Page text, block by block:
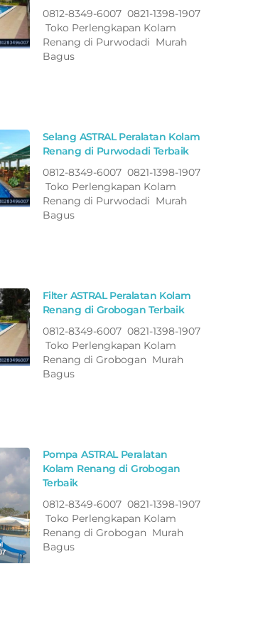
0812-8349-6007 0821-1398-1907
Toko Perlengkapan Kolam
Renang di Purwodadi Murah
Bagus
Selang ASTRAL Peralatan Kolam
Renang di Purwodadi Terbaik
0812-8349-6007 0821-1398-1907
Toko Perlengkapan Kolam
Renang di Purwodadi Murah
Bagus
Filter ASTRAL Peralatan Kolam
Renang di Grobogan Terbaik
0812-8349-6007 0821-1398-1907
Toko Perlengkapan Kolam
Renang di Grobogan Murah
Bagus
Pompa ASTRAL Peralatan
Kolam Renang di Grobogan
Terbaik
0812-8349-6007 0821-1398-1907
Toko Perlengkapan Kolam
Renang di Grobogan Murah
Bagus